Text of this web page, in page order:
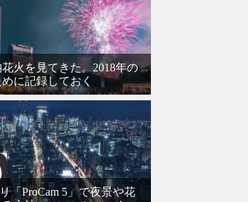
火を見てきた。2018年の
に記録しておく
「ProCam 5」で夜景や花